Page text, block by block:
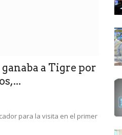
a Tigre por
para la visita en el primer